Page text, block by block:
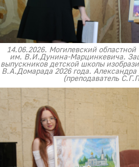
14.06.2026. Могилевский
им. В.И.Дунина-Марцинкевича.
выпускников детской школы
В.А.Домарада 2026 года. Александра
(преподаватель